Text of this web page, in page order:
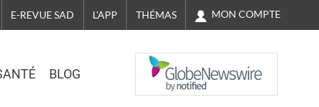
E-REVUE SAD L'APP THÉMAS MON COMPTE
BLOG
NASDAQ